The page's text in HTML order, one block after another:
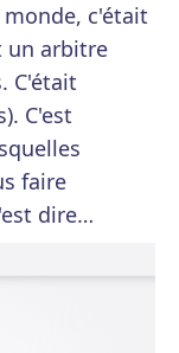
c'était
un arbitre
C'était
C'est
faire
dire…